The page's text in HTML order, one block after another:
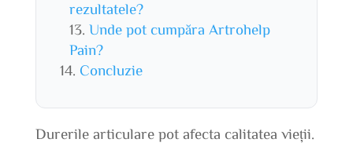
rezultatele?
Unde pot cumpăra Artrohelp
Pain?
Concluzie
Durerile articulare pot afecta calitatea vieții.